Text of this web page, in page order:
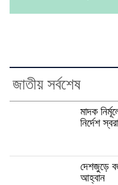
জাতীয় সর্বশেষ
মাদক
নির্দেশ
দেশজুড়ে
আহ্বান